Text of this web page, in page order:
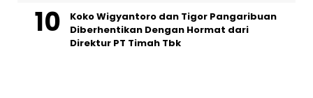
Koko Wigyantoro dan Tigor Pangaribuan
Diberhentikan Dengan Hormat dari
Direktur PT Timah Tbk